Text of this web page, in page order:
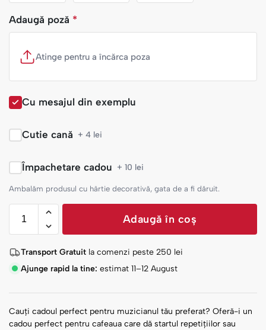
Adaugă poză *
Atinge pentru a încărca poza
Cu mesajul din exemplu
Cutie cană + 4 lei
Împachetare cadou + 10 lei
Ambalăm produsul cu hârtie decorativă, gata de a fi dăruit.
Adaugă în coș
Transport Gratuit la comenzi peste 250 lei
Ajunge rapid la tine: estimat 11–12 August
Cauți cadoul perfect pentru muzicianul tău preferat? Oferă-i un
cadou perfect pentru cafeaua care dă startul repetițiilor sau